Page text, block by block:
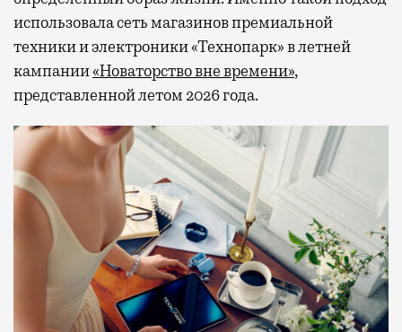
использовала сеть магазинов премиальной
техники и электроники «Технопарк» в летней
кампании«Новаторство вне времени»,
представленной летом 2026 года.